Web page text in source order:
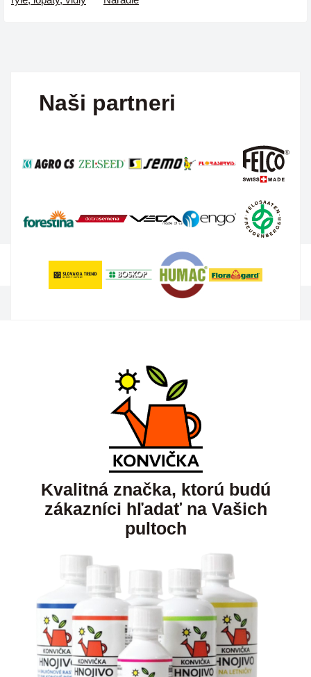
Naši partneri
Kvalitná značka, ktorú budú
zákazníci hľadať na Vašich
pultoch